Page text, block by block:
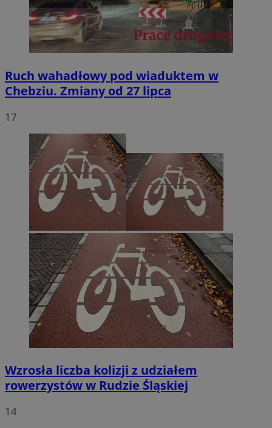
Ruch wahadłowy pod wiaduktem w
Chebziu. Zmiany od 27 lipca
17
Wzrosła liczba kolizji z udziałem
rowerzystów w Rudzie Śląskiej
14